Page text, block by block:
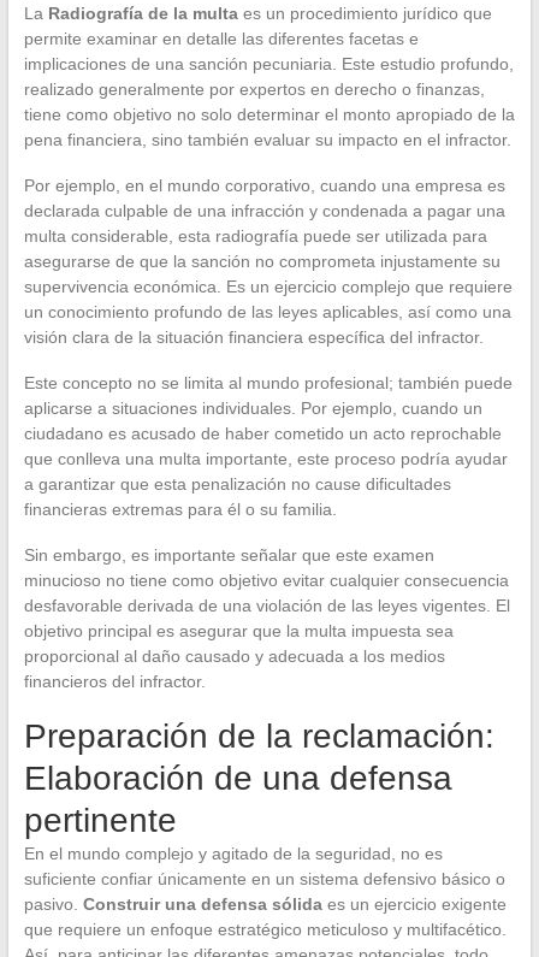
La Radiografía de la multaes un procedimiento jurídico que
permite examinar en detalle las diferentes facetas e
implicaciones de una sanción pecuniaria. Este estudio profundo,
realizado generalmente por expertos en derecho o finanzas,
tiene como objetivo no solo determinar el monto apropiado de la
pena financiera, sino también evaluar su impacto en el infractor.
Por ejemplo, en el mundo corporativo, cuando una empresa es
declarada culpable de una infracción y condenada a pagar una
multa considerable, esta radiografía puede ser utilizada para
asegurarse de que la sanción no comprometa injustamente su
supervivencia económica. Es un ejercicio complejo que requiere
un conocimiento profundo de las leyes aplicables, así como una
visión clara de la situación financiera específica del infractor.
Este concepto no se limita al mundo profesional; también puede
aplicarse a situaciones individuales. Por ejemplo, cuando un
ciudadano es acusado de haber cometido un acto reprochable
que conlleva una multa importante, este proceso podría ayudar
a garantizar que esta penalización no cause dificultades
financieras extremas para él o su familia.
Sin embargo, es importante señalar que este examen
minucioso no tiene como objetivo evitar cualquier consecuencia
desfavorable derivada de una violación de las leyes vigentes. El
objetivo principal es asegurar que la multa impuesta sea
proporcional al daño causado y adecuada a los medios
financieros del infractor.
Preparación de la reclamación:
Elaboración de una defensa
pertinente
En el mundo complejo y agitado de la seguridad, no es
suficiente confiar únicamente en un sistema defensivo básico o
pasivo. Construir una defensa sólidaes un ejercicio exigente
que requiere un enfoque estratégico meticuloso y multifacético.